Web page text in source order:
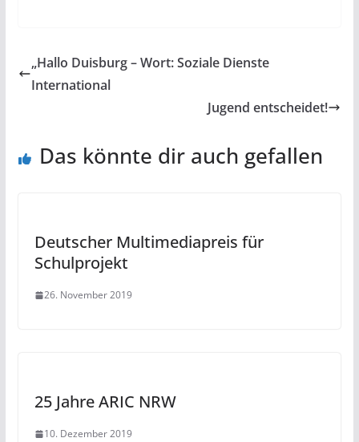
„Hallo Duisburg – Wort: Soziale Dienste
International
Jugend entscheidet!
Das könnte dir auch gefallen
Deutscher Multimediapreis für
Schulprojekt
26. November 2019
25 Jahre ARIC NRW
10. Dezember 2019